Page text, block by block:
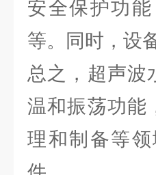
安全保护功
等。同时，设
总之，超声波
温和振荡功能
理和制备等